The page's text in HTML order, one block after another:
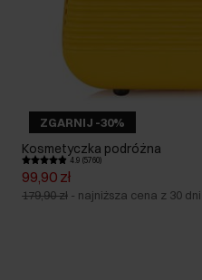
ZGARNIJ -30%
Kosmetyczka podróżna
4.9 (5760)
99,90 zł
179,90 zł - najniższa cena z 30